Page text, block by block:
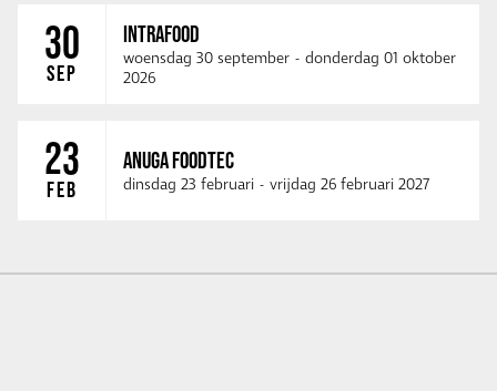
30
SEP
INTRAFOOD
woensdag 30 september - donderdag 01 oktober
2026
23
FEB
ANUGA FOODTEC
dinsdag 23 februari - vrijdag 26 februari 2027